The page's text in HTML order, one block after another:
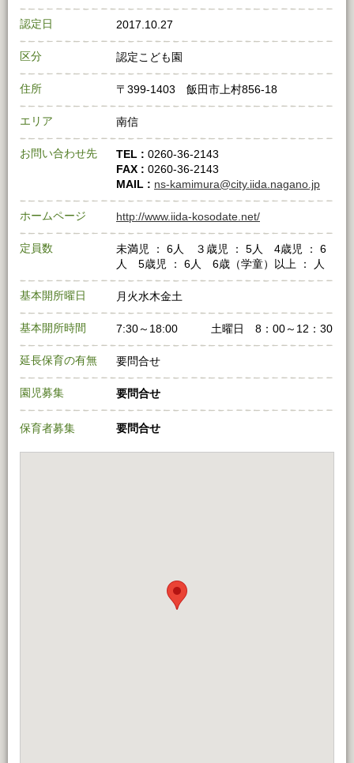
認定日 2017.10.27
区分 認定こども園
住所 〒399-1403 飯田市上村856-18
エリア 南信
お問い合わせ先 TEL : 0260-36-2143
FAX : 0260-36-2143
MAIL : ns-kamimura@city.iida.nagano.jp
ホームページ http://www.iida-kosodate.net/
定員数
未満児 ： 6人 ３歳児 ： 5人 4歳児 ： 6
人 5歳児 ： 6人 6歳（学童）以上 ： 人
基本開所曜日 月火水木金土
基本開所時間 7:30～18:00 土曜日 8：00～12：30
延長保育の有無 要問合せ
園児募集 要問合せ
保育者募集 要問合せ